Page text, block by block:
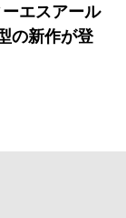
#MOVIE
エスアール
の新作が登